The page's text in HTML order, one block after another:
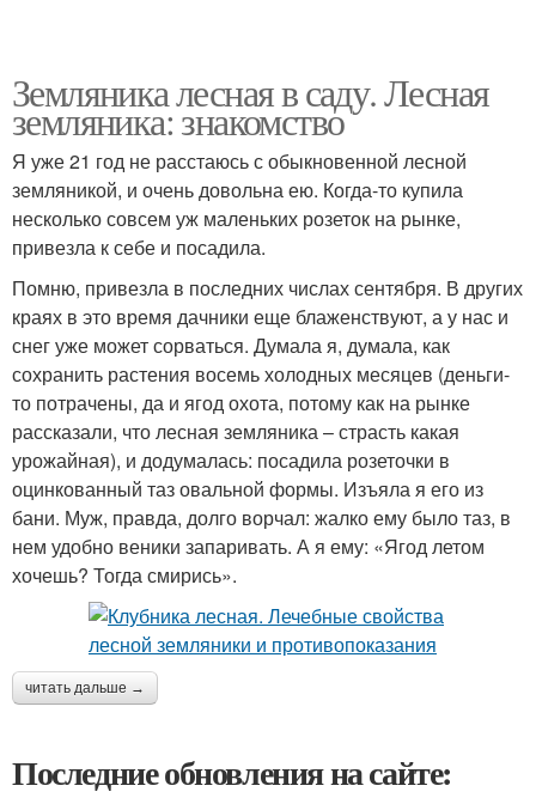
Земляника лесная в саду. Лесная
земляника: знакомство
Я уже 21 год не расстаюсь с обыкновенной лесной
земляникой, и очень довольна ею. Когда-то купила
несколько совсем уж маленьких розеток на рынке,
привезла к себе и посадила.
Помню, привезла в последних числах сентября. В других
краях в это время дачники еще блаженствуют, а у нас и
снег уже может сорваться. Думала я, думала, как
сохранить растения восемь холодных месяцев (деньги-
то потрачены, да и ягод охота, потому как на рынке
рассказали, что лесная земляника – страсть какая
урожайная), и додумалась: посадила розеточки в
оцинкованный таз овальной формы. Изъяла я его из
бани. Муж, правда, долго ворчал: жалко ему было таз, в
нем удобно веники запаривать. А я ему: «Ягод летом
хочешь? Тогда смирись».
читать дальше →
Последние обновления на сайте: